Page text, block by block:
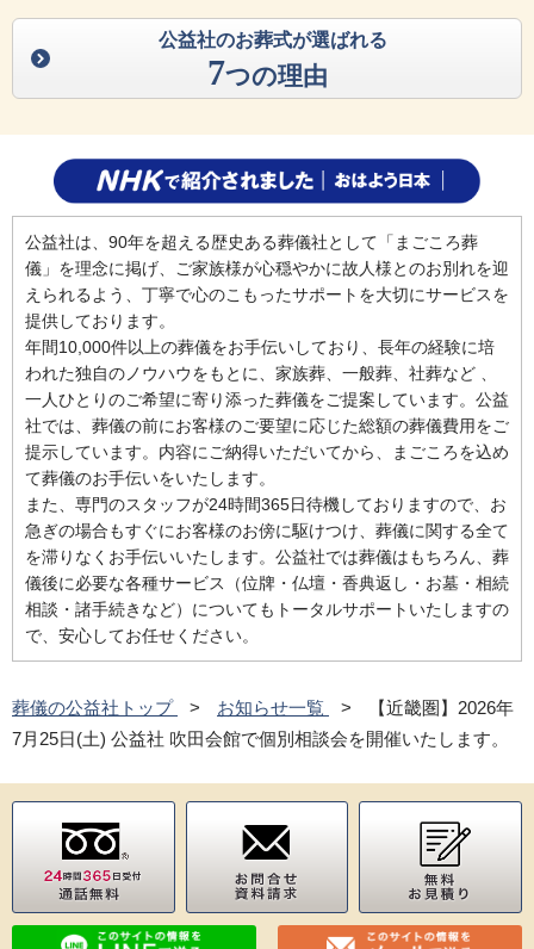
公益社のお葬式が選ばれる
7つの理由
公益社は、90年を超える歴史ある葬儀社として「まごころ葬
儀」を理念に掲げ、ご家族様が心穏やかに故人様とのお別れを迎
えられるよう、丁寧で心のこもったサポートを大切にサービスを
提供しております。
年間10,000件以上の葬儀をお手伝いしており、長年の経験に培
われた独自のノウハウをもとに、家族葬、一般葬、社葬など 、
一人ひとりのご希望に寄り添った葬儀をご提案しています。公益
社では、葬儀の前にお客様のご要望に応じた総額の葬儀費用をご
提示しています。内容にご納得いただいてから、まごころを込め
て葬儀のお手伝いをいたします。
また、専門のスタッフが24時間365日待機しておりますので、お
急ぎの場合もすぐにお客様のお傍に駆けつけ、葬儀に関する全て
を滞りなくお手伝いいたします。公益社では葬儀はもちろん、葬
儀後に必要な各種サービス（位牌・仏壇・香典返し・お墓・相続
相談・諸手続きなど）についてもトータルサポートいたしますの
で、安心してお任せください。
葬儀の公益社トップ お知らせ一覧
【近畿圏】2026年
7月25日(土) 公益社 吹田会館で個別相談会を開催いたします。